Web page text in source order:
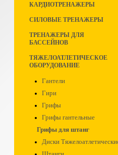
КАРДИОТРЕНАЖЕРЫ
СИЛОВЫЕ ТРЕНАЖЕРЫ
ТРЕНАЖЕРЫ ДЛЯ
БАССЕЙНОВ
ТЯЖЕЛОАТЛЕТИЧЕСКОЕ
ОБОРУДОВАНИЕ
Гантели
Гири
Грифы
Грифы гантельные
Грифы для штанг
Диски